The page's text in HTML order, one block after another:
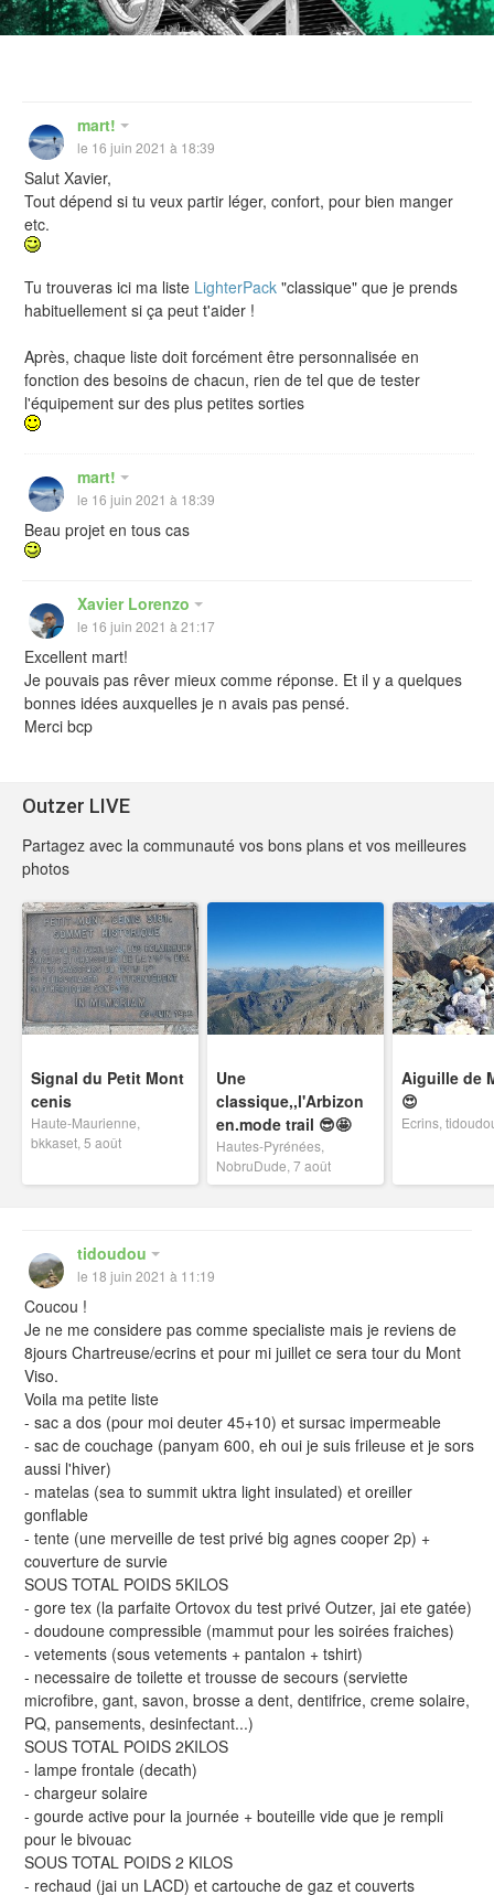
mart!
le 16 juin 2021 à 18:39
Salut Xavier,
Tout dépend si tu veux partir léger, confort, pour bien manger
etc.
Tu trouveras ici ma liste LighterPack "classique" que je prends
habituellement si ça peut t'aider !
Après, chaque liste doit forcément être personnalisée en
fonction des besoins de chacun, rien de tel que de tester
l'équipement sur des plus petites sorties
mart!
le 16 juin 2021 à 18:39
Beau projet en tous cas
Xavier Lorenzo
le 16 juin 2021 à 21:17
Excellent mart!
Je pouvais pas rêver mieux comme réponse. Et il y a quelques
bonnes idées auxquelles je n avais pas pensé.
Merci bcp
Outzer LIVE
Partagez avec la communauté vos bons plans et vos meilleures
photos
Signal du Petit Mont
cenis
Haute-Maurienne,
bkkaset, 5 août
Une
classique,,l'Arbizon
en.mode trail 😎🤩
Hautes-Pyrénées,
NobruDude, 7 août
Aiguille de
😍
Ecrins,
tidoudou
le 18 juin 2021 à 11:19
Coucou !
Je ne me considere pas comme specialiste mais je reviens de
8jours Chartreuse/ecrins et pour mi juillet ce sera tour du Mont
Viso.
Voila ma petite liste
- sac a dos (pour moi deuter 45+10) et sursac impermeable
- sac de couchage (panyam 600, eh oui je suis frileuse et je sors
aussi l'hiver)
- matelas (sea to summit uktra light insulated) et oreiller
gonflable
- tente (une merveille de test privé big agnes cooper 2p) +
couverture de survie
SOUS TOTAL POIDS 5KILOS
- gore tex (la parfaite Ortovox du test privé Outzer, jai ete gatée)
- doudoune compressible (mammut pour les soirées fraiches)
- vetements (sous vetements + pantalon + tshirt)
- necessaire de toilette et trousse de secours (serviette
microfibre, gant, savon, brosse a dent, dentifrice, creme solaire,
PQ, pansements, desinfectant...)
SOUS TOTAL POIDS 2KILOS
- lampe frontale (decath)
- chargeur solaire
- gourde active pour la journée + bouteille vide que je rempli
pour le bivouac
SOUS TOTAL POIDS 2 KILOS
- rechaud (jai un LACD) et cartouche de gaz et couverts